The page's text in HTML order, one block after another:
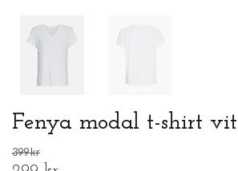
Fenya modal t-shirt vit
399 kr